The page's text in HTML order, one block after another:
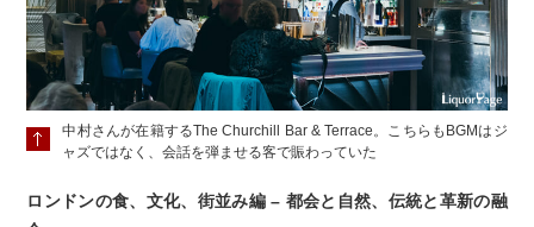
中村さんが在籍するThe Churchill Bar & Terrace。こちらもBGMはジ
ャズではなく、会話を弾ませる客で賑わっていた
ロンドンの食、文化、街並み編 – 都会と自然、伝統と革新の融